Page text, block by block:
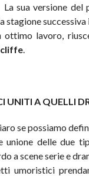
La sua versione
stagione
ottimo lavoro,
.
UNITI A QUELLI
se possiamo
unione delle due
a scene serie e
umoristici